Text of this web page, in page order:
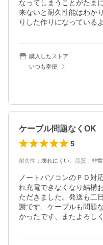
なってしまうことがたま
来ないと耐久性能はわか
りした作りになっている
購入したストア
いつも幸便
ケーブル問題なくOK
5
耐久性 ： 壊れにくい 品質 ： 非
ノートパソコンのＰＤ対
れ充電できなくなり結構
ただきました。発送も二
謝です、ケーブルも問題
かったです、またよろし